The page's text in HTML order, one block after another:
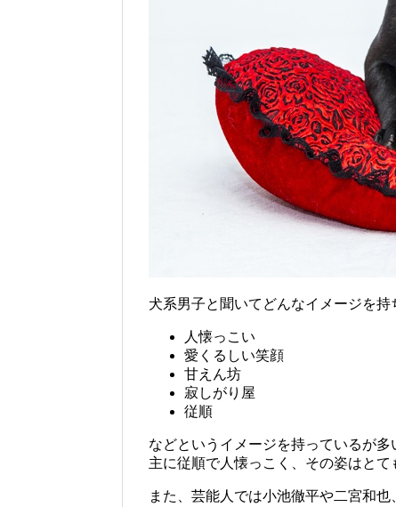
犬系男子と聞いてどんなイメージを持
人懐っこい
愛くるしい笑顔
甘えん坊
寂しがり屋
従順
などというイメージを持っているが
主に従順で人懐っこく、その姿はとて
また、芸能人では小池徹平や二宮和